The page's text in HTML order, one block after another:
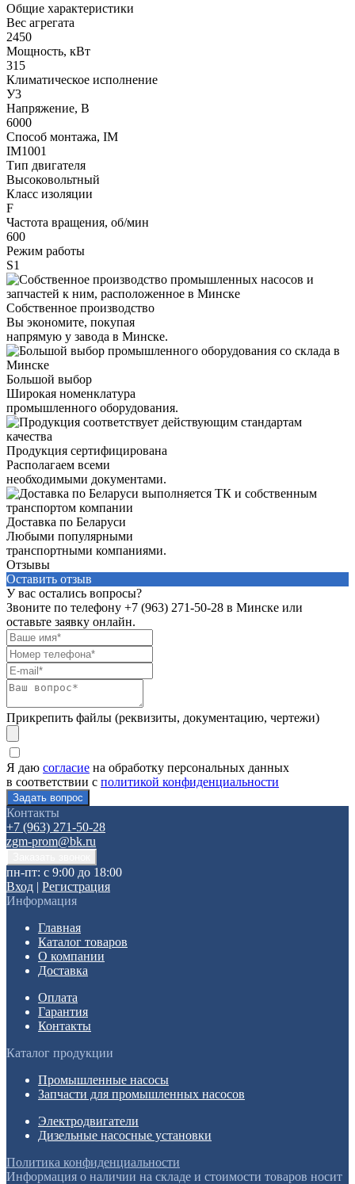
Общие характеристики
Вес агрегата
2450
Мощность, кВт
315
Климатическое исполнение
У3
Напряжение, В
6000
Способ монтажа, IM
IM1001
Тип двигателя
Высоковольтный
Класс изоляции
F
Частота вращения, об/мин
600
Режим работы
S1
Собственное производство
Вы экономите, покупая
напрямую у завода в Минске.
Большой выбор
Широкая номенклатура
промышленного оборудования.
Продукция сертифицирована
Располагаем всеми
необходимыми документами.
Доставка по Беларуси
Любыми популярными
транспортными компаниями.
Отзывы
Оставить отзыв
У вас остались вопросы?
Звоните по телефону +7 (963) 271-50-28 в Минске или
оставьте заявку онлайн.
Прикрепить файлы (реквизиты, документацию, чертежи)
Я даю согласие на обработку персональных данных
в соответствии с политикой конфиденциальности
Контакты
+7 (963) 271-50-28
zgm-prom@bk.ru
пн-пт: с 9:00 до 18:00
Вход | Регистрация
Информация
Главная
Каталог товаров
О компании
Доставка
Оплата
Гарантия
Контакты
Каталог продукции
Промышленные насосы
Запчасти для промышленных насосов
Электродвигатели
Дизельные насосные установки
Политика конфиденциальности
Информация о наличии на складе и стоимости товаров носит